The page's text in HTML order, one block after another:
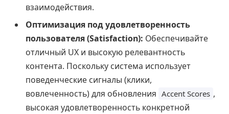
взаимодействия.
Оптимизация под удовлетворенность
пользователя (Satisfaction): Обеспечивайте
отличный UX и высокую релевантность
контента. Поскольку система использует
поведенческие сигналы (клики,
вовлеченность) для обновления Accent Scores ,
высокая удовлетворенность конкретной